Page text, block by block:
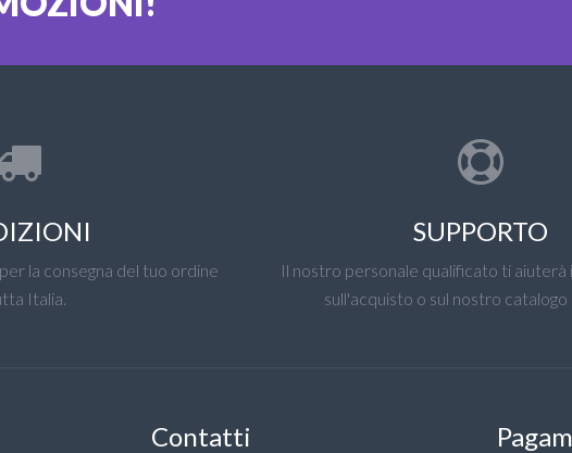
la consegna del tuo ordine
Italia.
SUPPORTO
Il nostro personale qualificato ti aiuterà
sull'acquisto o sul nostro
Contatti